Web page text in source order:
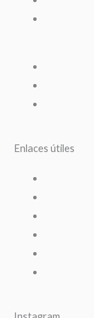
Enlaces útiles